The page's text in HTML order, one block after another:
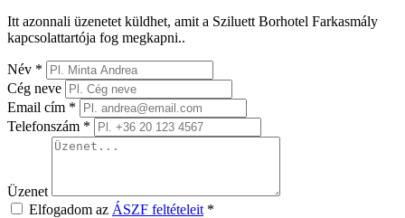
Itt azonnali üzenetet küldhet, amit a Sziluett Borhotel Farkasmály
kapcsolattartója fog megkapni..
Név *
Cég neve
Email cím *
Telefonszám *
Üzenet
Elfogadom az ÁSZF feltételeit *